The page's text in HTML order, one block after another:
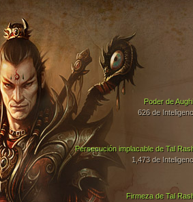
Persecución implacable de Tal
1,473 de
Firmeza de Tal
Poder de
626 de